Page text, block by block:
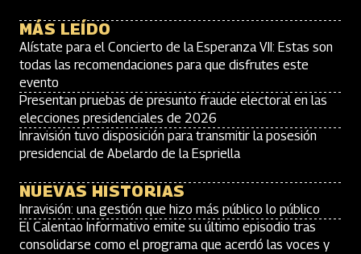
MÁS LEÍDO
Alístate para el Concierto de la Esperanza VII: Estas son
todas las recomendaciones para que disfrutes este
evento
Presentan pruebas de presunto fraude electoral en las
elecciones presidenciales de 2026
Inravisión tuvo disposición para transmitir la posesión
presidencial de Abelardo de la Espriella
NUEVAS HISTORIAS
Inravisión: una gestión que hizo más público lo público
El Calentao Informativo emite su último episodio tras
consolidarse como el programa que acerdó las voces y